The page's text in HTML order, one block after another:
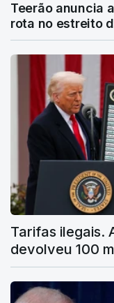
Teerão anuncia
rota no estreito
Tarifas ilegais.
devolveu 100